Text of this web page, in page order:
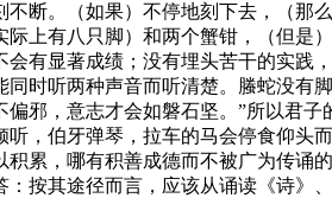
断。（如果）不停地刻下去，（
上有八只脚）和两个蟹钳，（但是
显著成绩；没有埋头苦干的实践
时听两种声音而听清楚。螣蛇没有
邪，意志才会如磐石坚。”所以君子
伯牙弹琴，拉车的马会停食仰头
累，哪有积善成德而不被广为传诵
其途径而言，应该从诵读《诗》